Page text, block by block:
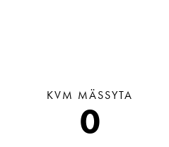
KVM MÄSSYTA
0